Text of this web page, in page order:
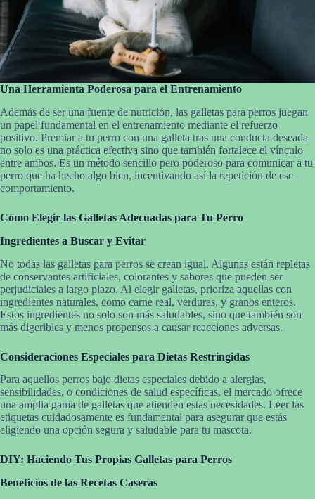
Una Herramienta Poderosa para el Entrenamiento
Además de ser una fuente de nutrición, las galletas para perros juegan
un papel fundamental en el entrenamiento mediante el refuerzo
positivo. Premiar a tu perro con una galleta tras una conducta deseada
no solo es una práctica efectiva sino que también fortalece el vínculo
entre ambos. Es un método sencillo pero poderoso para comunicar a tu
perro que ha hecho algo bien, incentivando así la repetición de ese
comportamiento.
Cómo Elegir las Galletas Adecuadas para Tu Perro
Ingredientes a Buscar y Evitar
No todas las galletas para perros se crean igual. Algunas están repletas
de conservantes artificiales, colorantes y sabores que pueden ser
perjudiciales a largo plazo. Al elegir galletas, prioriza aquellas con
ingredientes naturales, como carne real, verduras, y granos enteros.
Estos ingredientes no solo son más saludables, sino que también son
más digeribles y menos propensos a causar reacciones adversas.
Consideraciones Especiales para Dietas Restringidas
Para aquellos perros bajo dietas especiales debido a alergias,
sensibilidades, o condiciones de salud específicas, el mercado ofrece
una amplia gama de galletas que atienden estas necesidades. Leer las
etiquetas cuidadosamente es fundamental para asegurar que estás
eligiendo una opción segura y saludable para tu mascota.
DIY: Haciendo Tus Propias Galletas para Perros
Beneficios de las Recetas Caseras